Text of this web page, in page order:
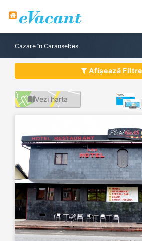
Cazare în Caransebes
Afișează Filtre
Vezi harta